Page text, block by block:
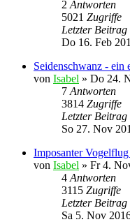
2 Antworten
5021 Zugriffe
Letzter Beitrag
Do 16. Feb
Seidenschwanz - ein
von Isabel » Do 24.
7 Antworten
3814 Zugriffe
Letzter Beitrag
So 27. Nov
Imposanter
von Isabel » Fr 4.
4 Antworten
3115 Zugriffe
Letzter Beitrag
Sa 5. Nov